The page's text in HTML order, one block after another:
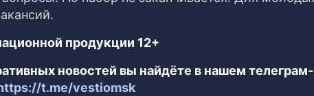
продукции 12+
новостей вы найдёте в нашем
t.me/vestiomsk